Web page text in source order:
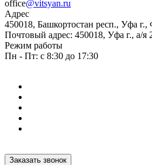
office@vitsyan.ru
Адрес
450018, Башкортостан респ., Уфа
Почтовый адрес: 450018, Уфа г., а/я
Режим работы
Пн - Пт: с 8:30 до 17:30
Заказать звонок